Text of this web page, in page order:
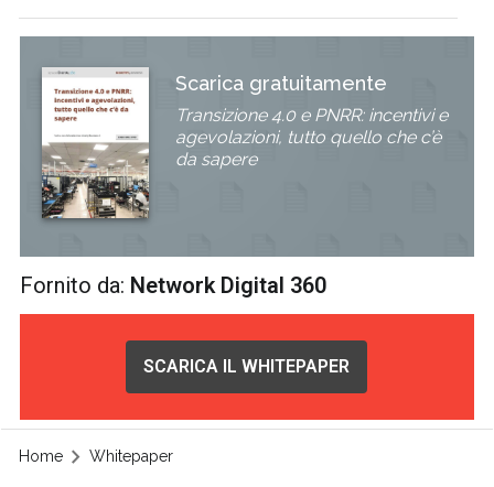
Scarica gratuitamente
Transizione 4.0 e PNRR: incentivi e
agevolazioni, tutto quello che c’è
da sapere
Fornito da: Network Digital 360
SCARICA IL WHITEPAPER
Home Whitepaper